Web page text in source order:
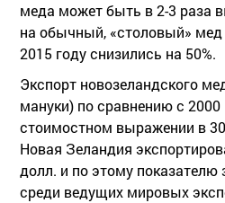
меда может быть в 2-3 раза
на обычный, «столовый»
2015 году снизились на 50%.
Экспорт новозеландского
мануки) по сравнению с
стоимостном выражении в
Новая Зеландия
долл. и по этому показателю
среди ведущих мировых